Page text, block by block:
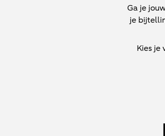
Ga je
je
Kies je